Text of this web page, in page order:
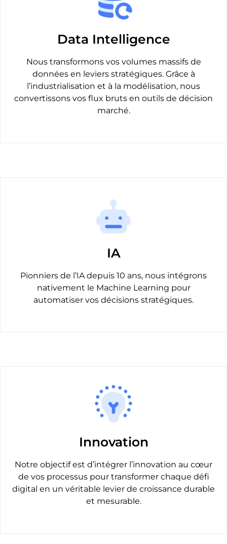
Data Intelligence
Nous transformons vos volumes massifs de
données en leviers stratégiques. Grâce à
l’industrialisation et à la modélisation, nous
convertissons vos flux bruts en outils de décision
marché.
IA
Pionniers de l’IA depuis 10 ans, nous intégrons
nativement le Machine Learning pour
automatiser vos décisions stratégiques.
Innovation
Notre objectif est d’intégrer l’innovation au cœur
de vos processus pour transformer chaque défi
digital en un véritable levier de croissance durable
et mesurable.